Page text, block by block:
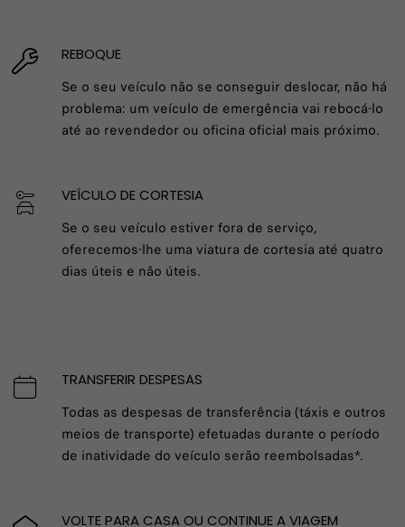
REBOQUE
Se o seu veículo não se conseguir deslocar, não há
problema: um veículo de emergência vai rebocá-lo
até ao revendedor ou oficina oficial mais próximo.
VEÍCULO DE CORTESIA
Se o seu veículo estiver fora de serviço,
oferecemos-lhe uma viatura de cortesia até quatro
dias úteis e não úteis.
TRANSFERIR DESPESAS
Todas as despesas de transferência (táxis e outros
meios de transporte) efetuadas durante o período
de inatividade do veículo serão reembolsadas*.
VOLTE PARA CASA OU CONTINUE A VIAGEM